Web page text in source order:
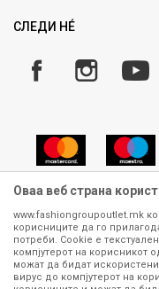
Замена и рефундација
Плаќање
СЛЕДИ НÉ
Сите информации околу
онлајн продавница се
меѓутоа не можеме да
пак дека сите
Оваа веб страна
www.fashiongroupoutlet.mk
корисниците да го
потреби. Cookie е
компјутерот на корисникот
можат да бидат
вирус до компјутерот на